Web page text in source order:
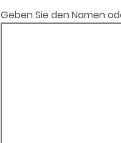
Geben Sie den Namen